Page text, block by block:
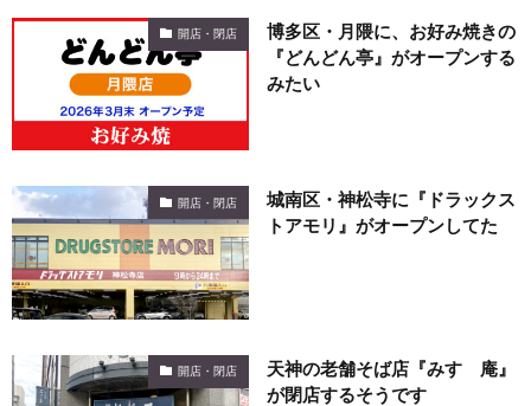
開店・閉店
博多区・月隈に、お好み焼きの
『どんどん亭』がオープンする
みたい
開店・閉店
城南区・神松寺に『ドラックス
トアモリ』がオープンしてた
開店・閉店
天神の老舗そば店『みすゞ庵』
が閉店するそうです